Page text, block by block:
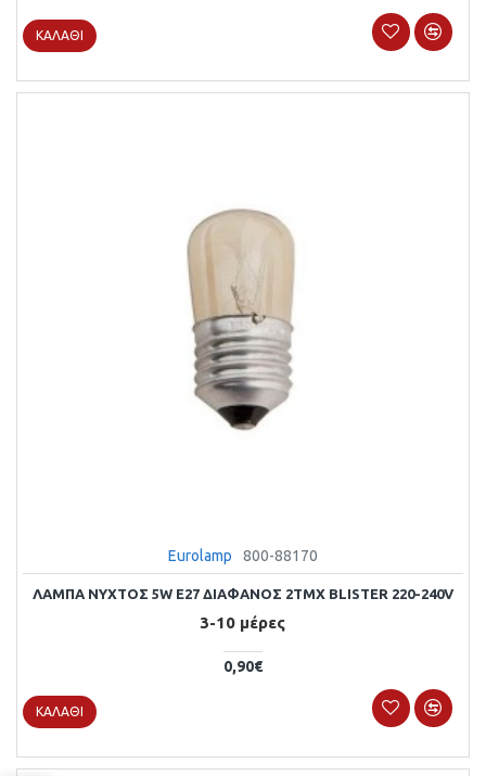
ΚΑΛΆΘΙ
Eurolamp 800-88170
ΛΑΜΠΑ ΝΥΧΤΟΣ 5W E27 ΔΙΑΦΑΝΟΣ 2ΤΜΧ BLISTER 220-240V
3-10 μέρες
0,90€
ΚΑΛΆΘΙ